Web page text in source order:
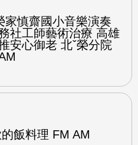
家慎齋國小音樂演奏
社工師藝術治療 高雄
安心御老 北ˇ榮分院
飯料理 FM AM